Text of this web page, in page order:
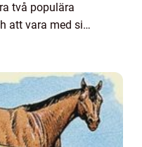
två populära
att vara med sin